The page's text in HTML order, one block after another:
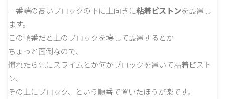
一番端の高いブロックの下に上向きに粘着ピストンを設置し
ます。
この順番だと上のブロックを壊して設置するとか
ちょっと面倒なので、
慣れたら先にスライムとか何かブロックを置いて粘着ピスト
ン、
その上にブロック、という順番で置いたほうが楽です。